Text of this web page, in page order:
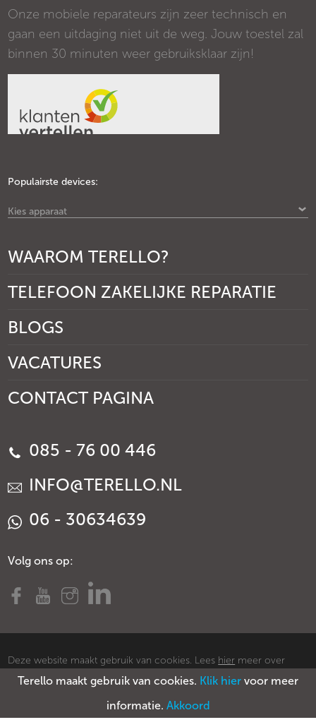
Terello maakt gebruik van cookies. Klik hier voor meer
informatie. Akkoord
Onze mobiele reparateurs zijn zeer technisch en
gaan een uitdaging niet uit de weg. Jouw toestel zal
binnen 30 minuten weer gebruiksklaar zijn!
Populairste devices:
Kies apparaat
WAAROM TERELLO?
TELEFOON ZAKELIJKE REPARATIE
BLOGS
VACATURES
CONTACT PAGINA
085 - 76 00 446
INFO@TERELLO.NL
06 - 30634639
Volg ons op:
Deze website maakt gebruik van cookies. Lees hier meer over
cookies.
Voorwaarden Privacy policy